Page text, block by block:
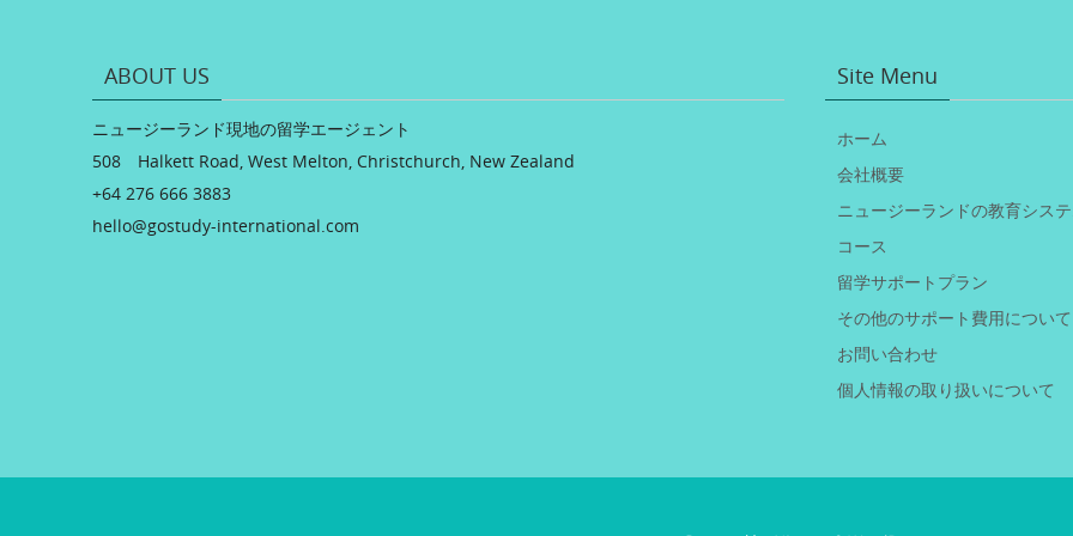
ABOUT US
ニュージーランド現地の留学エージェント
508 Halkett Road, West Melton, Christchurch, New Zealand
+64 276 666 3883
hello@gostudy-international.com
Site Menu
ホーム
会社概要
ニュージーランドの教育シス
コース
留学サポートプラン
その他のサポート費用について
お問い合わせ
個人情報の取り扱いについて